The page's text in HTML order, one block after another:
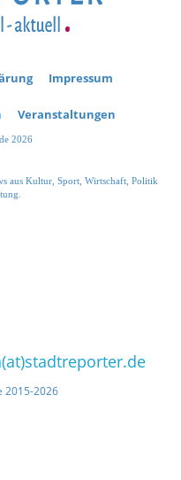
Impressum
Veranstaltungen
2026
aus Kultur, Sport, Wirtschaft, Politik
2015-2026